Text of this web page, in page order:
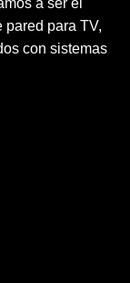
a ser el
pared para TV,
con sistemas